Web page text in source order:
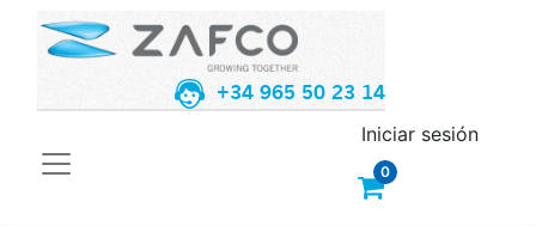
+34 965 50 23 14
0
Iniciar sesión